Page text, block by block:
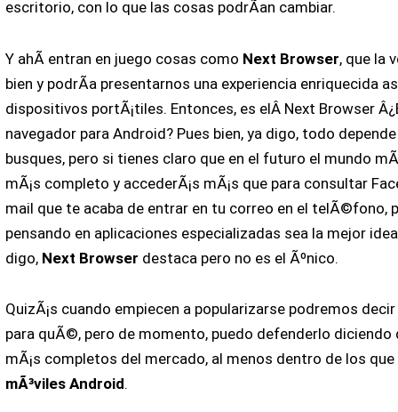
escritorio, con lo que las cosas podrÃ­an cambiar.
Y ahÃ­ entran en juego cosas como Next Browser, que la
bien y podrÃ­a presentarnos una experiencia enriquecida
dispositivos portÃ¡tiles. Entonces, es elÂ Next Browser
navegador para Android? Pues bien, ya digo, todo
busques, pero si tienes claro que en el futuro el mundo
mÃ¡s completo y accederÃ¡s mÃ¡s que para consultar
mail que te acaba de entrar en tu correo en el telÃ©fono,
pensando en aplicaciones especializadas sea la mejor
digo, Next Browser destaca pero no es el Ãºnico.
QuizÃ¡s cuando empiecen a popularizarse podremos
para quÃ©, pero de momento, puedo defenderlo diciendo
mÃ¡s completos del mercado, al menos dentro de los
mÃ³viles Android.